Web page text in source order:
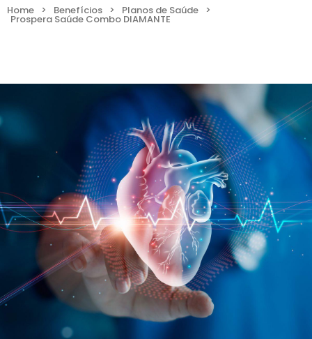
Home > Benefícios > Planos de Saúde >
Prospera Saúde Combo DIAMANTE